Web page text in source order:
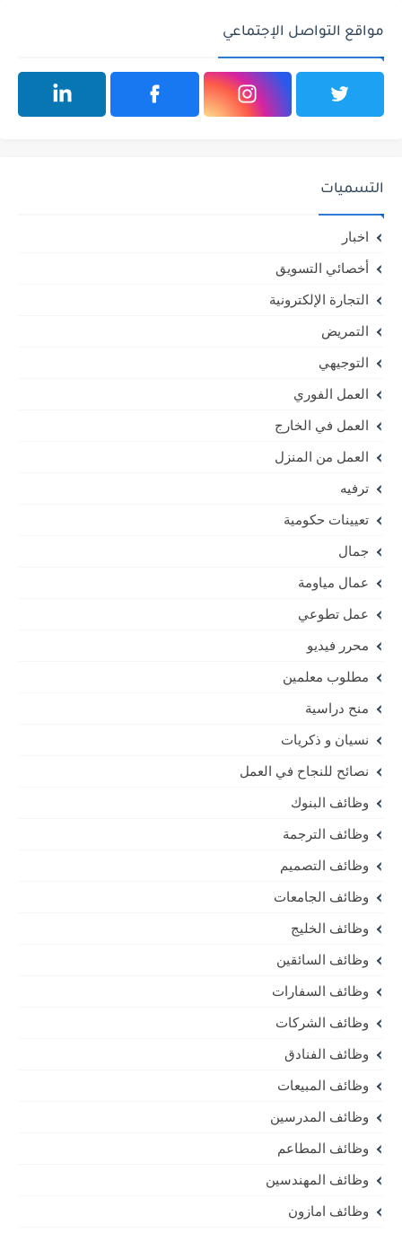
مواقع التواصل الإجتماعي
التسميات
اخبار
أخصائي التسويق
التجارة الإلكترونية
التمريض
التوجيهي
العمل الفوري
العمل في الخارج
العمل من المنزل
ترفيه
تعيينات حكومية
جمال
عمال مياومة
عمل تطوعي
محرر فيديو
مطلوب معلمين
منح دراسية
نسيان و ذكريات
نصائح للنجاح في العمل
وظائف البنوك
وظائف الترجمة
وظائف التصميم
وظائف الجامعات
وظائف الخليج
وظائف السائقين
وظائف السفارات
وظائف الشركات
وظائف الفنادق
وظائف المبيعات
وظائف المدرسين
وظائف المطاعم
وظائف المهندسين
وظائف امازون